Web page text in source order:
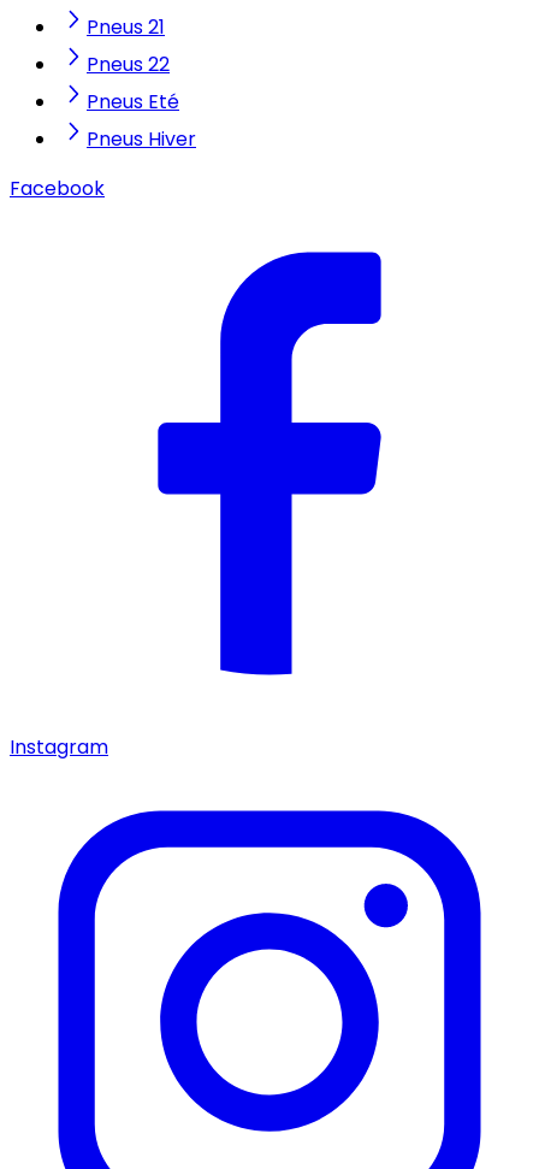
Pneus 21
Pneus 22
Pneus Eté
Pneus Hiver
Facebook
Instagram